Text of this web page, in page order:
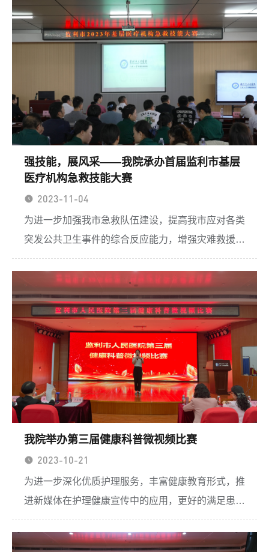
强技能，展风采——我院承办首届监利市基层
医疗机构急救技能大赛
2023-11-04
为进一步加强我市急救队伍建设，提高我市应对各类
突发公共卫生事件的综合反应能力，增强灾难救援的
应急能力，规范急救工作流程及急救操作技能，10
月26日，由监利市卫健局主办，监利市护理质控中
心联合市院前急救...
我院举办第三届健康科普微视频比赛
2023-10-21
为进一步深化优质护理服务，丰富健康教育形式，推
进新媒体在护理健康宣传中的应用，更好的满足患者
的健康需求。10月18日下午，在监利市人民医院护
理部组织下，举办了第三届健康科普微视频比赛，部